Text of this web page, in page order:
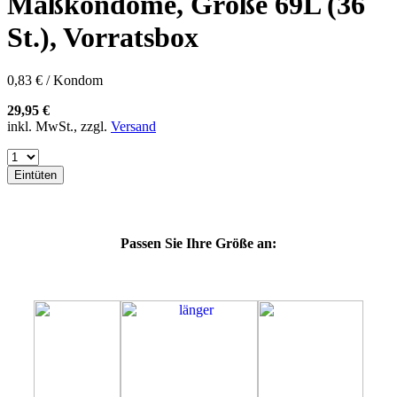
60E
60F
60G
60J
60K
60L
64E
64K
64L
St.), Vorratsbox
0,83 € / Kondom
29,95 €
inkl. MwSt., zzgl. Versand
Eintüten
Passen Sie Ihre Größe an: